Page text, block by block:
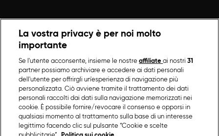
La vostra privacy è per noi molto
importante
Se l'utente acconsente, insieme le nostreaffiliateai nostri31
partner possiamo archiviare e accedere ai dati personali
dell'utente per offrirgli un'esperienza di navigazione più
personalizzata. Ciò avviene tramite il trattamento dei dati
personali raccolti dai dati sulla navigazione memorizzati nei
cookie. È possibile fornire/revocare il consenso e opporsi in
qualsiasi momento al trattamento sulla base di un interesse
legittimo facendo clic sul pulsante “Cookie e scelte